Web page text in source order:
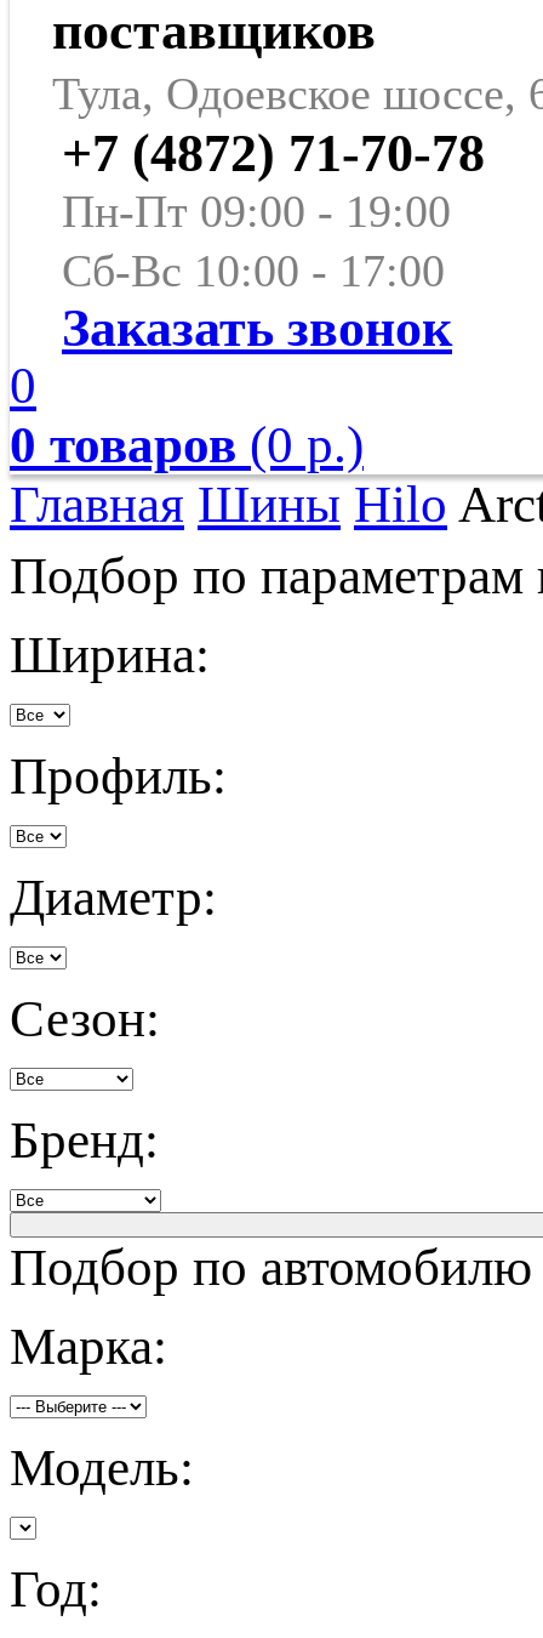
поставщиков
Тула, Одоевское шоссе,
+7 (4872) 71-70-78
Пн-Пт 09:00 - 19:00
Сб-Вс 10:00 - 17:00
Заказать звонок
0
0 товаров (0 р.)
Главная Шины Hilo
Подбор по
Ширина:
Профиль:
Диаметр:
Сезон:
Бренд:
Подбор по автомобилю
Марка:
Модель:
Год: